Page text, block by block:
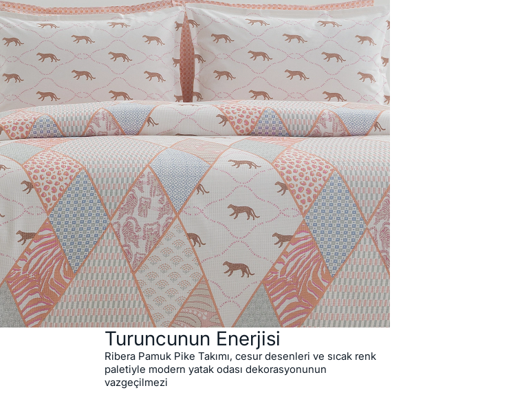
Turuncunun Enerjisi
Ribera Pamuk Pike Takımı, cesur desenleri ve sıcak renk
paletiyle modern yatak odası dekorasyonunun
vazgeçilmezi